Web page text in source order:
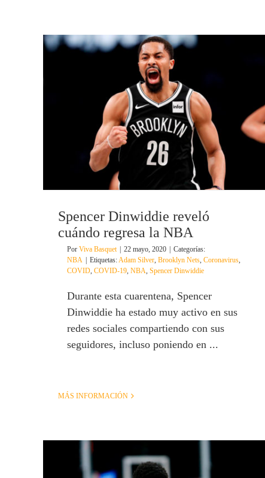
Spencer Dinwiddie reveló
cuándo regresa la NBA
Por Viva Basquet 22 mayo, 2020
Categorías:
NBA
Etiquetas:Adam Silver, Brooklyn Nets, Coronavirus,
COVID, COVID-19, NBA, Spencer Dinwiddie
Durante esta cuarentena, Spencer
Dinwiddie ha estado muy activo en sus
redes sociales compartiendo con sus
seguidores, incluso poniendo en ...
MÁS INFORMACIÓN